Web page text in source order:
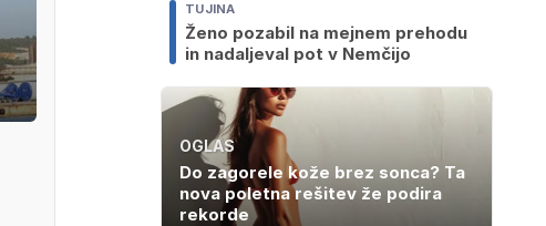
TUJINA
Ženo pozabil na mejnem prehodu
in nadaljeval pot v Nemčijo
OGLAS
Do zagorele kože brez sonca? Ta
nova poletna rešitev že podira
rekorde